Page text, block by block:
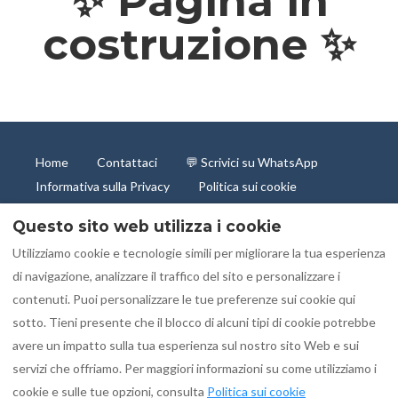
costruzione ✨
Home Contattaci
💬 Scrivici su WhatsApp
Informativa sulla Privacy
Politica sui cookie
breve
Termini e condizioni di prenotazione
Avvertenze legali
Italiano EUR 3505241323
Questo sito web utilizza i cookie
Utilizziamo cookie e tecnologie simili per migliorare la tua esperienza
di navigazione, analizzare il traffico del sito e personalizzare i
contenuti. Puoi personalizzare le tue preferenze sui cookie qui
sotto. Tieni presente che il blocco di alcuni tipi di cookie potrebbe
avere un impatto sulla tua esperienza sul nostro sito Web e sui
servizi che offriamo. Per maggiori informazioni su come utilizziamo i
cookie e sulle tue opzioni, consulta Politica sui cookie